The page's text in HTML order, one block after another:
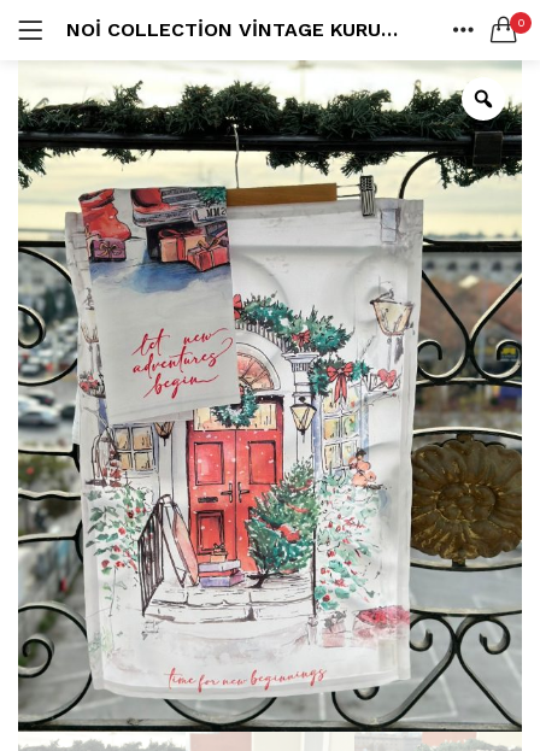
NOI COLLECTION VINTAGE KURULAMA BEZI ( 2’LI SET ) 0
ANA SAYFA
SHARE
LOGIN
Remember me
Lost password?
SEARCH IN:
All categories
Amerikan S. (3)
Color Block (3)
Countrylife Blue (6)
Countrylife Burgundy (3)
Countrylife Green (1)
Countrylife Orange (2)
Ekose & Pötikare (2)
EL YAPIMI ÜRÜNLER (6)
Mutfak Önlükleri (2)
Kurulama Bezi (4)
Limoncello Azzurri (2)
Limoncello Rosso (3)
Martinmas Collection (3)
MASA ÖRTÜSÜ (4)
Mimas Collection (4)
Morris Collection (1)
Noi Collection (12)
Passion Flower (2)
Peçete (41)